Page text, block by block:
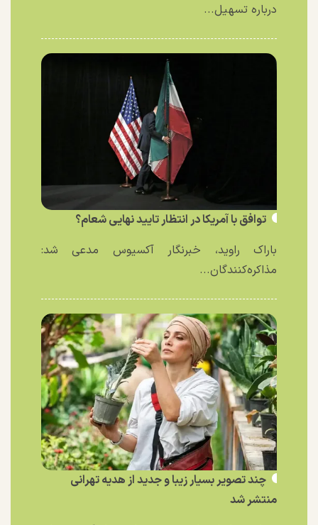
درباره تسهیل...
توافق با آمریکا در انتظار تایید نهایی شعام؟
باراک راوید، خبرنگار آکسیوس مدعی شد:
مذاکره‌کنندگان...
چند تصویر بسیار زیبا و جدید از هدیه تهرانی
منتشر شد